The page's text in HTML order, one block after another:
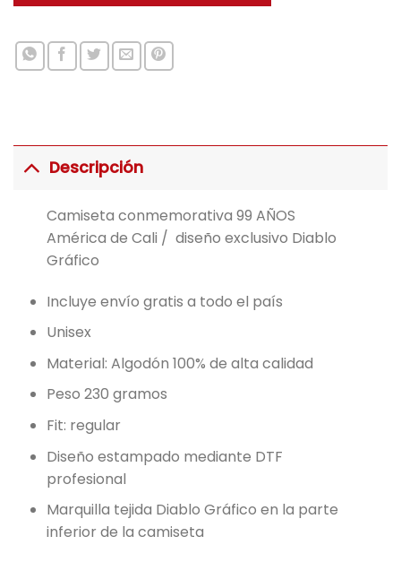
Descripción
Camiseta conmemorativa 99 AÑOS
América de Cali / diseño exclusivo Diablo
Gráfico
Incluye envío gratis a todo el país
Unisex
Material: Algodón 100% de alta calidad
Peso 230 gramos
Fit: regular
Diseño estampado mediante DTF
profesional
Marquilla tejida Diablo Gráfico en la parte
inferior de la camiseta